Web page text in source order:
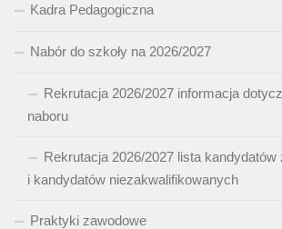
Kadra Pedagogiczna
Nabór do szkoły na 2026/2027
Rekrutacja 2026/2027 informacja
naboru
Rekrutacja 2026/2027 lista
i kandydatów niezakwalifikowanych
Praktyki zawodowe